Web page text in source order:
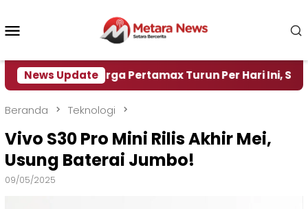
konten
News Update
Harga Pertamax Turun Per Hari Ini, Segini
Beranda Teknologi
Vivo S30 Pro Mini Rilis Akhir Mei,
Usung Baterai Jumbo!
09/05/2025